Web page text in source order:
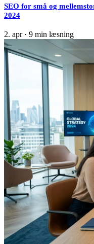
SEO for små og
2024
2. apr · 9 min læsning